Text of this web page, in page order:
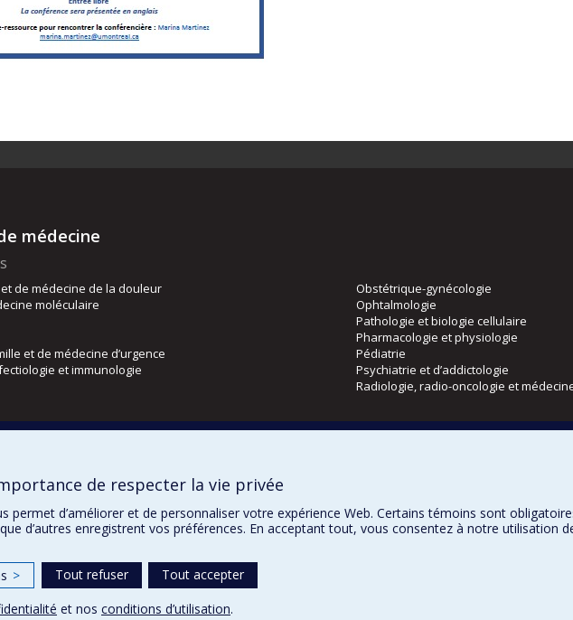
médecine
de médecine de la douleur
moléculaire
et de médecine d’urgence
et immunologie
Obstétrique-gynécologie
Ophtalmologie
Pathologie et biologie cellulaire
Pharmacologie et physiologie
Pédiatrie
Psychiatrie et d’addictologie
Radiologie, radio-oncologie et
de respecter la vie privée
permet d’améliorer et de personnaliser votre expérience Web. Certains témoins sont
d’autres enregistrent vos préférences. En acceptant tout, vous consentez à notre utilisation
> Tout refuser
Tout accepter
et nos conditions d’utilisation.